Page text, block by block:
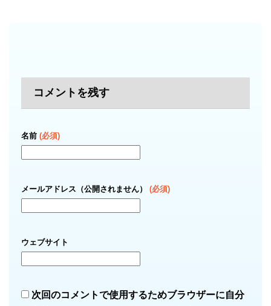
コメントを残す
名前 (必須)
メールアドレス（公開されません） (必須)
ウェブサイト
次回のコメントで使用するためブラウザーに自分